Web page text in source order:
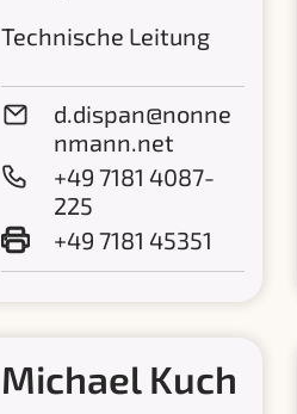
Technische Leitung
d.dispan@nonne
nmann.net
+49 7181 4087-
225
+49 7181 45351
Michael Kuch